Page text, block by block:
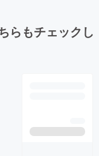
らもチェックし